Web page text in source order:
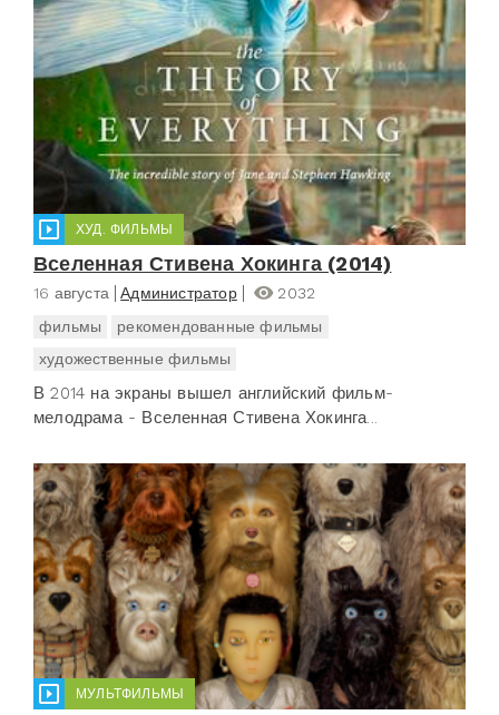
ХУД. ФИЛЬМЫ
Вселенная Стивена Хокинга (2014)
16 августа Администратор
2032
фильмы
рекомендованные фильмы
художественные фильмы
В 2014 на экраны вышел английский фильм-
мелодрама - Вселенная Стивена Хокинга...
МУЛЬТФИЛЬМЫ